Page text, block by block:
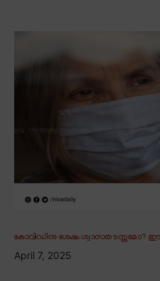
കോവിഡിനു ശേഷം ശ്വാസതടസ്സമോ?
April 7, 2025